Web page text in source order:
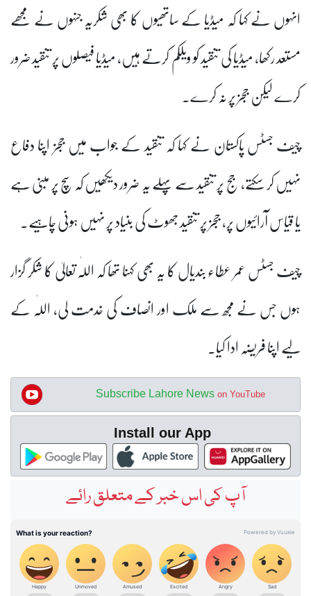
انہوں نے کہا کہ میڈیا کے ساتھیوں کا بھی شکریہ جنہوں نے مجھے
مستعد رکھا، میڈیا کی تنقید کو ویلکم کرتے ہیں، میڈیا فیصلوں پر تنقید ضرور
کرے لیکن ججز پر نہ کرے۔
چیف جسٹس پاکستان نے کہا کہ تنقید کے جواب میں ججز اپنا دفاع
نہیں کر سکتے، جج پر تنقید سے پہلے یہ ضرور دیکھیں کہ سچ پر مبنی ہے
یا قیاس آرائیوں پر، ججز پر تنقید جھوٹ کی بنیاد پر نہیں ہونی چاہیے۔
چیف جسٹس عمر عطاء بندیال کا یہ بھی کہنا تھا کہ اللّٰہ تعالیٰ کا شکر گزار
ہوں جس نے مجھ سے ملک اور انصاف کی خدمت لی، اللّٰہ کے
لیے اپنا فریضہ ادا کیا۔
Subscribe Lahore News on YouTube
Install our App
آپ کی اس خبر کے متعلق رائے